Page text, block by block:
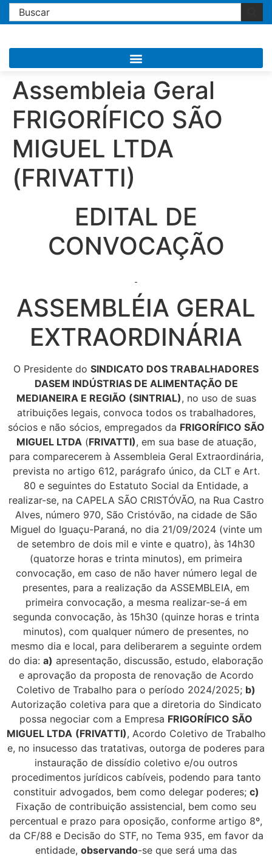
Assembleia Geral
FRIGORÍFICO SÃO
MIGUEL LTDA
(FRIVATTI)
EDITAL DE
CONVOCAÇÃO
ASSEMBLÉIA GERAL
EXTRAORDINÁRIA
O Presidente do SINDICATO DOS TRABALHADORES
DASEM INDÚSTRIAS DE ALIMENTAÇÃO DE
MEDIANEIRA E REGIÃO (SINTRIAL), no uso de suas
atribuições legais, convoca todos os trabalhadores,
sócios e não sócios, empregados da FRIGORÍFICO SÃO
MIGUEL LTDA(FRIVATTI), em sua base de atuação,
para comparecerem à Assembleia Geral Extraordinária,
prevista no artigo 612, parágrafo único, da CLT e Art.
80 e seguintes do Estatuto Social da Entidade, a
realizar-se, na CAPELA SÃO CRISTÓVÃO, na Rua Castro
Alves, número 970, São Cristóvão, na cidade de São
Miguel do Iguaçu-Paraná, no dia 21/09/2024 (vinte um
de setembro de dois mil e vinte e quatro), às 14h30
(quatorze horas e trinta minutos), em primeira
convocação, em caso de não haver número legal de
presentes, para a realização da ASSEMBLEIA, em
primeira convocação, a mesma realizar-se-á em
segunda convocação, às 15h30 (quinze horas e trinta
minutos), com qualquer número de presentes, no
mesmo dia e local, para deliberarem a seguinte ordem
do dia: a) apresentação, discussão, estudo, elaboração
e aprovação da proposta de renovação de Acordo
Coletivo de Trabalho para o período 2024/2025; b)
Autorização coletiva para que a diretoria do Sindicato
possa negociar com a Empresa FRIGORÍFICO SÃO
MIGUEL LTDA (FRIVATTI), Acordo Coletivo de Trabalho
e, no insucesso das tratativas, outorga de poderes para
instauração de dissídio coletivo e/ou outros
procedimentos jurídicos cabíveis, podendo para tanto
constituir advogados, bem como delegar poderes; c)
Fixação de contribuição assistencial, bem como seu
percentual e prazo para oposição, conforme artigo 8º,
da CF/88 e Decisão do STF, no Tema 935, em favor da
entidade, observando-se que será uma das